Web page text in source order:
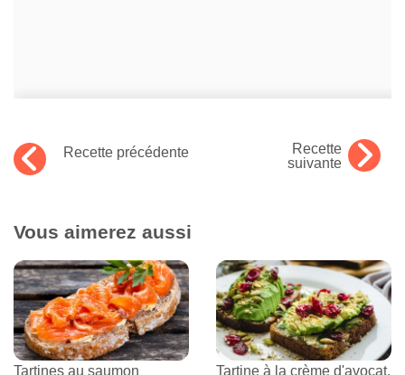
Recette précédente
Recette
suivante
Vous aimerez aussi
Tartines au saumon
Tartine à la crème d'avocat,